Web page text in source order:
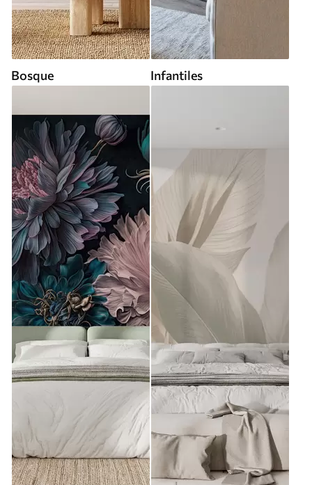
Bosque Infantiles